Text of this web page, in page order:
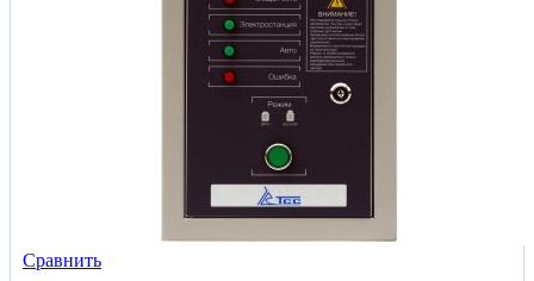
Сравнить